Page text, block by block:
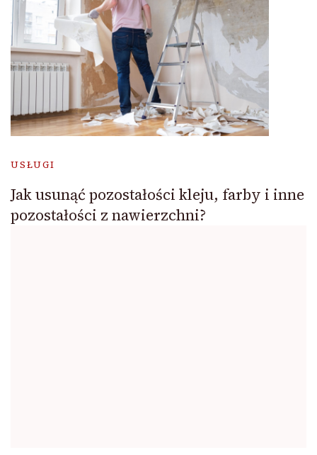
USŁUGI
Jak usunąć pozostałości kleju, farby i inne
pozostałości z nawierzchni?